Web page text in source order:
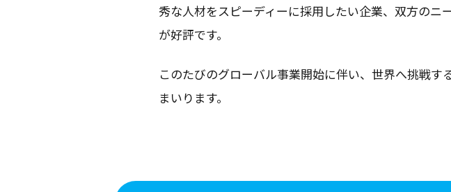
秀な人材をスピーディーに採用したい企業、双方のニ
が好評です。
このたびのグローバル事業開始に伴い、世界へ挑戦す
まいります。